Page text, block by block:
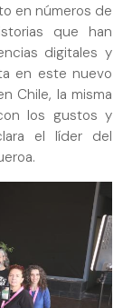
en números de
que han
digitales y
en este nuevo
Chile, la misma
los gustos y
el líder del